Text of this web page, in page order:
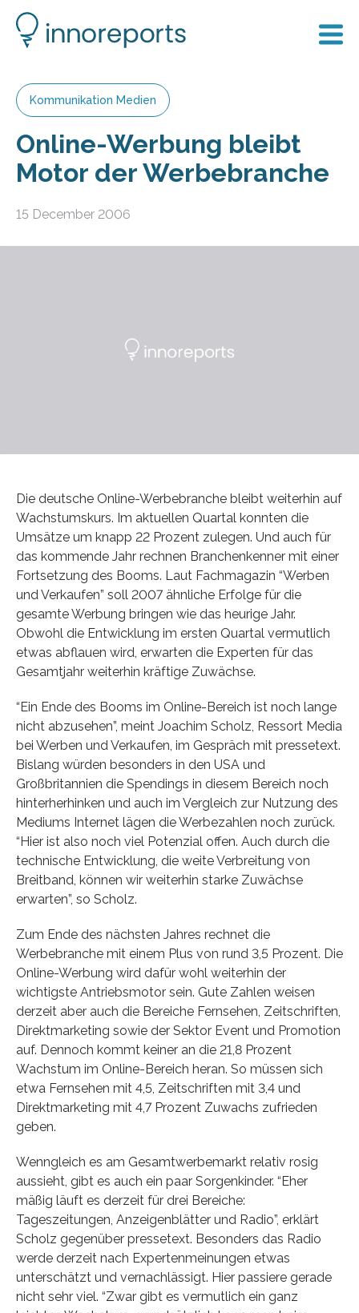
Kommunikation Medien
Online-Werbung bleibt
Motor der Werbebranche
15 December 2006
Die deutsche Online-Werbebranche bleibt weiterhin auf
Wachstumskurs. Im aktuellen Quartal konnten die
Umsätze um knapp 22 Prozent zulegen. Und auch für
das kommende Jahr rechnen Branchenkenner mit einer
Fortsetzung des Booms. Laut Fachmagazin “Werben
und Verkaufen” soll 2007 ähnliche Erfolge für die
gesamte Werbung bringen wie das heurige Jahr.
Obwohl die Entwicklung im ersten Quartal vermutlich
etwas abflauen wird, erwarten die Experten für das
Gesamtjahr weiterhin kräftige Zuwächse.
“Ein Ende des Booms im Online-Bereich ist noch lange
nicht abzusehen”, meint Joachim Scholz, Ressort Media
bei Werben und Verkaufen, im Gespräch mit pressetext.
Bislang würden besonders in den USA und
Großbritannien die Spendings in diesem Bereich noch
hinterherhinken und auch im Vergleich zur Nutzung des
Mediums Internet lägen die Werbezahlen noch zurück.
“Hier ist also noch viel Potenzial offen. Auch durch die
technische Entwicklung, die weite Verbreitung von
Breitband, können wir weiterhin starke Zuwächse
erwarten”, so Scholz.
Zum Ende des nächsten Jahres rechnet die
Werbebranche mit einem Plus von rund 3,5 Prozent. Die
Online-Werbung wird dafür wohl weiterhin der
wichtigste Antriebsmotor sein. Gute Zahlen weisen
derzeit aber auch die Bereiche Fernsehen, Zeitschriften,
Direktmarketing sowie der Sektor Event und Promotion
auf. Dennoch kommt keiner an die 21,8 Prozent
Wachstum im Online-Bereich heran. So müssen sich
etwa Fernsehen mit 4,5, Zeitschriften mit 3,4 und
Direktmarketing mit 4,7 Prozent Zuwachs zufrieden
geben.
Wenngleich es am Gesamtwerbemarkt relativ rosig
aussieht, gibt es auch ein paar Sorgenkinder. “Eher
mäßig läuft es derzeit für drei Bereiche:
Tageszeitungen, Anzeigenblätter und Radio”, erklärt
Scholz gegenüber pressetext. Besonders das Radio
werde derzeit nach Expertenmeinungen etwas
unterschätzt und vernachlässigt. Hier passiere gerade
nicht sehr viel. “Zwar gibt es vermutlich ein ganz